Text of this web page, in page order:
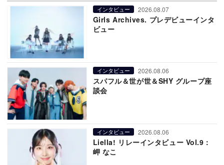
インタビュー 2026.08.07
Girls Archives. プレデビューインタ
ビュー
インタビュー 2026.08.06
スパフル＆世が世＆SHY グループ座
談会
インタビュー 2026.08.06
Liella! リレーインタビュー Vol.9：
岬 なこ